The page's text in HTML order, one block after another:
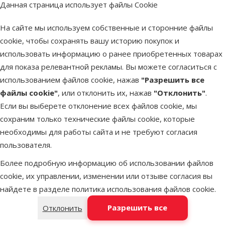
Данная страница использует файлы Cookie
На сайте мы используем собственные и сторонние файлы
cookie, чтобы сохранять вашу историю покупок и
использовать информацию о ранее приобретенных товарах
для показа релевантной рекламы. Вы можете согласиться с
использованием файлов cookie, нажав "Разрешить все
файлы cookie", или отклонить их, нажав "Отклонить".
Если вы выберете отклонение всех файлов cookie, мы
сохраним только технические файлы cookie, которые
необходимы для работы сайта и не требуют согласия
пользователя.
Более подробную информацию об использовании файлов
cookie, их управлении, изменении или отзыве согласия вы
найдете в разделе политика использования файлов cookie.
Отклонить
Разрешить все
Mary 50
Цена
109 €
В наличии
доставка
для птиц –
Savic Gite 1
Цена
349 €
В наличии